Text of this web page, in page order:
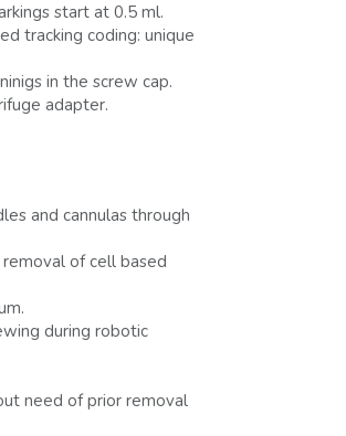
start at 0.5 ml.
tracking coding: unique
in the screw cap.
adapter.
and cannulas through
of cell based
during robotic
need of prior removal